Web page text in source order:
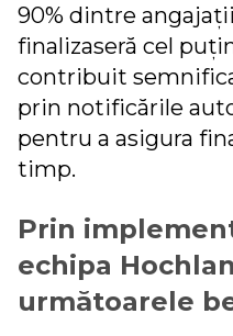
90% dintre
finalizaseră cel
contribuit
prin notificările
pentru a asigura
timp.
Prin
echipa
următoarele